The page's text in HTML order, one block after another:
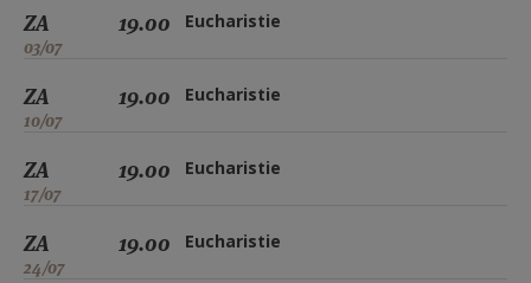
ZA
03/07
19.00 Eucharistie
ZA
10/07
19.00 Eucharistie
ZA
17/07
19.00 Eucharistie
ZA
24/07
19.00 Eucharistie